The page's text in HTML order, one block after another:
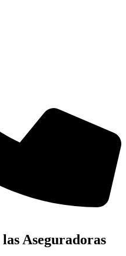
Aseguradoras